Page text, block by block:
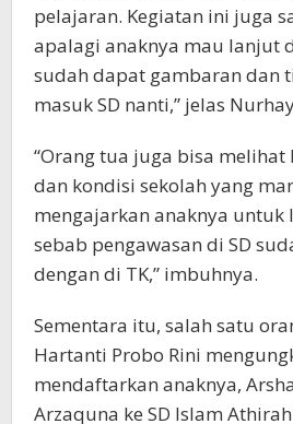
pelajaran. Kegiatan ini juga
apalagi anaknya mau lanjut
sudah dapat gambaran dan
masuk SD nanti,” jelas
“Orang tua juga bisa melihat
dan kondisi sekolah yang
mengajarkan anaknya
sebab pengawasan di SD
dengan di TK,” imbuhnya.
Sementara itu, salah satu
Hartanti Probo Rini
mendaftarkan anaknya,
Arzaquna ke SD Islam